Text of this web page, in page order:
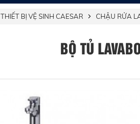
THIẾT BỊ VỆ SINH CAESAR CHẬU RỬA
BỘ TỦ